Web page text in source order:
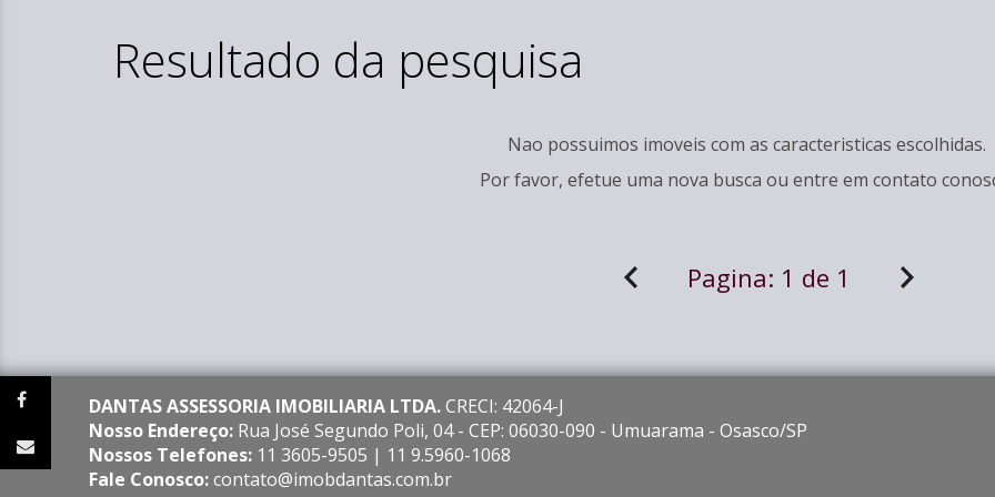
Resultado da pesquisa
Nao possuimos imoveis com as caracteristicas escolhidas.
Por favor, efetue uma nova busca ou entre em contato
Pagina: 1 de 1
DANTAS ASSESSORIA IMOBILIARIA LTDA.CRECI: 42064-J
Nosso Endereço: Rua José Segundo Poli, 04 - CEP: 06030-090 - Umuarama - Osasco/SP
Nossos Telefones: 11 3605-9505 | 11 9.5960-1068
Fale Conosco:contato@imobdantas.com.br